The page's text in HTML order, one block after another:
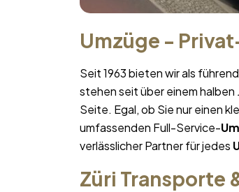
Umzüge -
Seit 1963 bieten wir als
stehen seit über einem halben
Seite. Egal, ob Sie nur einen
umfassenden Full-Service-
verlässlicher Partner für jedes
Züri Transporte